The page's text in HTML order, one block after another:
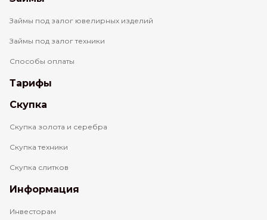
Займы под залог ювелирных изделий
Займы под залог техники
Способы оплаты
Тарифы
Скупка
Скупка золота и серебра
Скупка техники
Скупка слитков
Информация
Инвесторам